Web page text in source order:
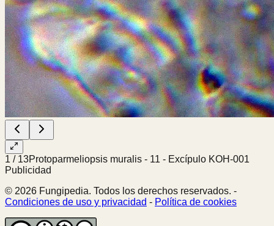
1 / 13Protoparmeliopsis muralis - 11 - Excípulo KOH-001
Publicidad
© 2026 Fungipedia. Todos los derechos reservados. -
Condiciones de uso y privacidad - Política de cookies